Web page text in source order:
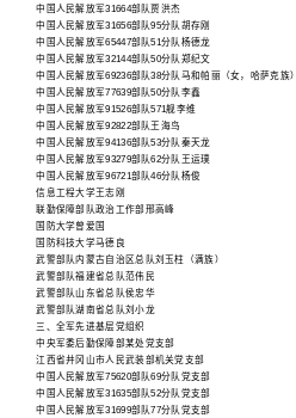
中国人民解放军31664部队贾洪杰
中国人民解放军31656部队95分队胡存刚
中国人民解放军65447部队51分队杨德龙
中国人民解放军32144部队50分队郑纪文
中国人民解放军69236部队38分队马和帕丽（女，哈萨克族）
中国人民解放军77639部队50分队李鑫
中国人民解放军91526部队571舰李维
中国人民解放军92822部队王海鸟
中国人民解放军94136部队53分队秦天龙
中国人民解放军93279部队62分队王运璞
中国人民解放军96721部队46分队杨俊
信息工程大学王志刚
联勤保障部队政治工作部邢高峰
国防大学曾爱国
国防科技大学马德良
武警部队内蒙古自治区总队刘玉柱（满族）
武警部队福建省总队范伟民
武警部队山东省总队侯忠华
武警部队湖南省总队刘小龙
三、全军先进基层党组织
中央军委后勤保障部某处党支部
江西省井冈山市人民武装部机关党支部
中国人民解放军75620部队69分队党支部
中国人民解放军31635部队52分队党支部
中国人民解放军31699部队77分队党支部